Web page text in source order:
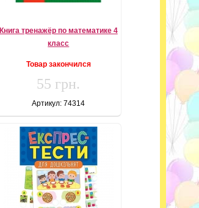
Книга тренажёр по математике 4
класс
Товар закончился
55 грн.
Артикул: 74314